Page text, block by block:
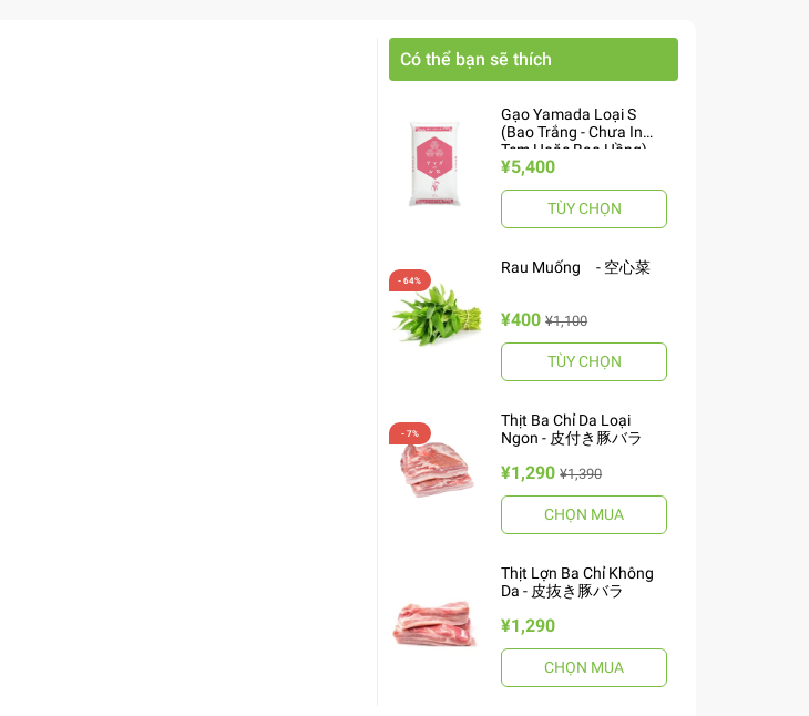
Có thể bạn sẽ thích
Gạo Yamada Loại S
(Bao Trắng - Chưa In
Tem Hoặc Bao Hồng)
10kg ヤマダお米 S
¥5,400
TÙY CHỌN
Rau Muống - 空心菜
¥400 ¥1,100
TÙY CHỌN
Thịt Ba Chỉ Da Loại
Ngon - 皮付き豚バラ
¥1,290 ¥1,390
CHỌN MUA
Thịt Lợn Ba Chỉ Không
Da - 皮抜き豚バラ
¥1,290
CHỌN MUA